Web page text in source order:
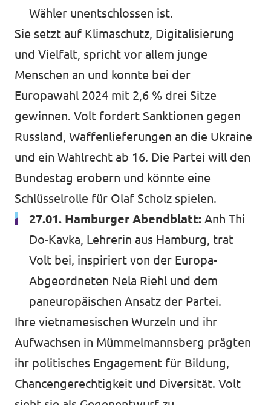
Wähler unentschlossen ist.
Sie setzt auf Klimaschutz, Digitalisierung
und Vielfalt, spricht vor allem junge
Menschen an und konnte bei der
Europawahl 2024 mit 2,6 % drei Sitze
gewinnen. Volt fordert Sanktionen gegen
Russland, Waffenlieferungen an die Ukraine
und ein Wahlrecht ab 16. Die Partei will den
Bundestag erobern und könnte eine
Schlüsselrolle für Olaf Scholz spielen.
27.01. Hamburger Abendblatt: Anh Thi
Do-Kavka, Lehrerin aus Hamburg, trat
Volt bei, inspiriert von der Europa-
Abgeordneten Nela Riehl und dem
paneuropäischen Ansatz der Partei.
Ihre vietnamesischen Wurzeln und ihr
Aufwachsen in Mümmelmannsberg prägten
ihr politisches Engagement für Bildung,
Chancengerechtigkeit und Diversität. Volt